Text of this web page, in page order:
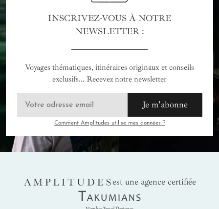
INSCRIVEZ-VOUS À NOTRE
NEWSLETTER :
Voyages thématiques, itinéraires originaux et conseils
exclusifs... Recevez notre newsletter
Je m'abonne
Comment Amplitudes utilise mes données ?
AMPLITUDES
est une agence certifiée
Takumians